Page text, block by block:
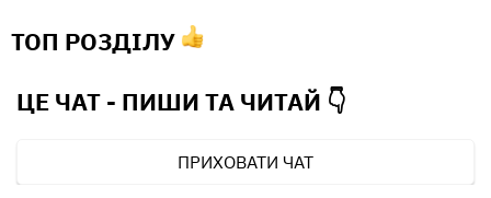
ТОП РОЗДІЛУ
ЦЕ ЧАТ - ПИШИ ТА ЧИТАЙ 👇
ПРИХОВАТИ ЧАТ